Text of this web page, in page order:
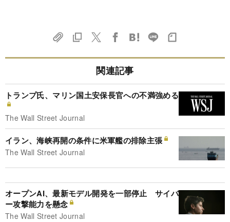
関連記事
トランプ氏、マリン国土安保長官への不満強める
The Wall Street Journal
イラン、海峡再開の条件に米軍艦の排除主張
The Wall Street Journal
オープンAI、最新モデル開発を一部停止 サイバ
ー攻撃能力を懸念
The Wall Street Journal